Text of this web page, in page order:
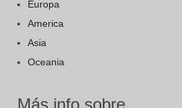
Europa
America
Asia
Oceania
Más info sobre